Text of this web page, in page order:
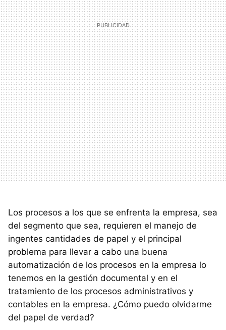
Los procesos a los que se enfrenta la empresa, sea
del segmento que sea, requieren el manejo de
ingentes cantidades de papel y el principal
problema para llevar a cabo una buena
automatización de los procesos en la empresa lo
tenemos en la gestión documental y en el
tratamiento de los procesos administrativos y
contables en la empresa. ¿Cómo puedo olvidarme
del papel de verdad?